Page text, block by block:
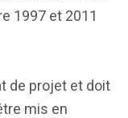
1997 et 2011
de projet et doit
mis en